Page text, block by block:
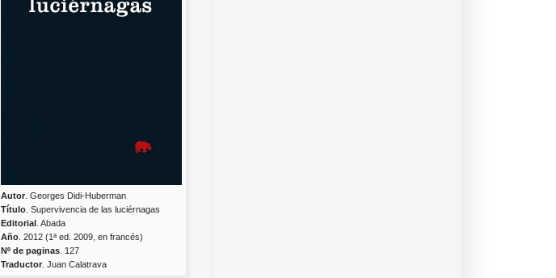
Autor . Georges Didi-Huberman
Título . Supervivencia de las luciérnagas
Editorial
. Abada
Año . 2012 (1ª ed. 2009, en francés)
Nº de paginas . 127
Traductor . Juan Calatrava